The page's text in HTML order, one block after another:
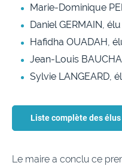
Marie-Dominique
Daniel GERMAIN,
Hafidha OUADAH,
Jean-Louis
Sylvie LANGEARD,
Liste complète des élus
Le maire a conclu ce